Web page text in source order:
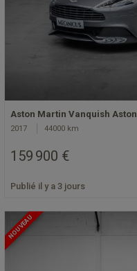
Aston Martin Vanquish
2017 44000 km
159 900 €
Publié il y a 3 jours
NOUVEAU